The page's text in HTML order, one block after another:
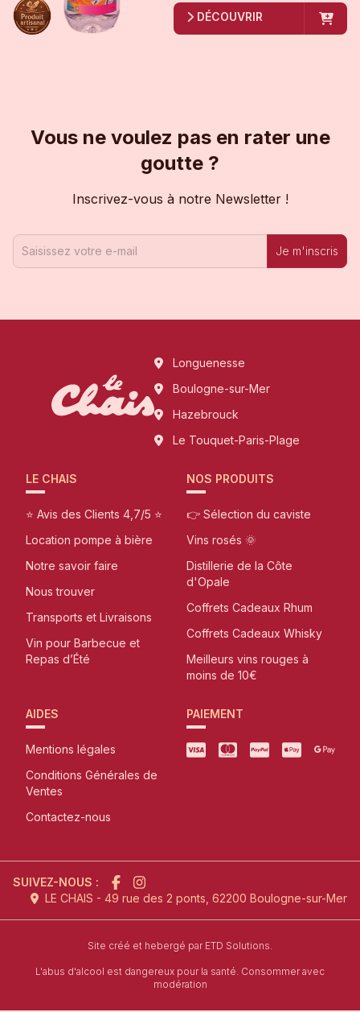
DÉCOUVRIR
Vous ne voulez pas en rater une
goutte ?
Inscrivez-vous à notre Newsletter !
Je m'inscris
Longuenesse
Boulogne-sur-Mer
Hazebrouck
Le Touquet-Paris-Plage
LE CHAIS
⭐ Avis des Clients 4,7/5 ⭐
Location pompe à bière
Notre savoir faire
Nous trouver
Transports et Livraisons
Vin pour Barbecue et
Repas d’Été
NOS PRODUITS
👉 Sélection du caviste
Vins rosés 🌞
Distillerie de la Côte
d'Opale
Coffrets Cadeaux Rhum
Coffrets Cadeaux Whisky
Meilleurs vins rouges à
moins de 10€
AIDES
Mentions légales
Conditions Générales de
Ventes
Contactez-nous
PAIEMENT
SUIVEZ-NOUS :
LE CHAIS - 49 rue des 2 ponts, 62200 Boulogne-sur-Mer
Site créé et hebergé parl'agence de création de site
ETD Solutions.
L'abus d'alcool est dangereux pour la santé. Consommer avec
modération